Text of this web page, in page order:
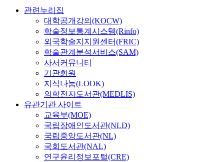
관련누리집
대학공개강의(KOCW)
학술정보통계시스템(Rinfo)
외국학술지지원센터(FRIC)
학술관계분석서비스(SAM)
사서커뮤니티
기관회원
지식나눔(LOOK)
의학전자도서관(MEDLIS)
유관기관 사이트
교육부(MOE)
국립장애인도서관(NLD)
국립중앙도서관(NL)
국회도서관(NAL)
연구윤리정보포털(CRE)